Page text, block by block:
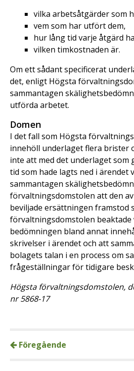
vilka arbetsåtgärder som
vem som har utfört dem,
hur lång tid varje åtgärd
vilken timkostnaden är.
Om ett sådant specificerat
det, enligt Högsta
sammantagen
utförda arbetet.
Domen
I det fall som Högsta
innehöll underlaget flera brister
inte att med det underlaget som
tid som hade lagts ned i ärendet
sammantagen
förvaltningsdomstolen att den
beviljade ersättningen framstod
förvaltningsdomstolen beaktade
bedömningen bland annat
skrivelser i ärendet och att
bolagets talan i en process om
frågeställningar för tidigare
Högsta förvaltningsdomstolen,
nr 5868-17
Föregående